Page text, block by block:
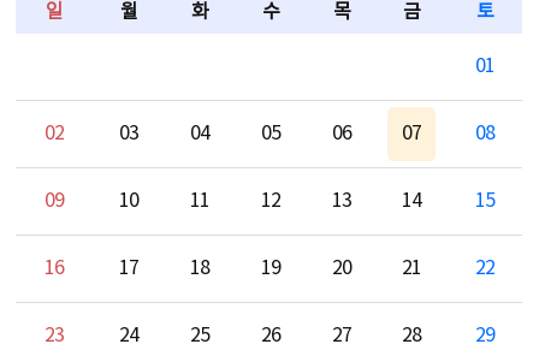
일 월 화 수 목 금 토
01
02 03 04 05 06 07 08
09 10 11 12 13 14 15
16 17 18 19 20 21 22
23 24 25 26 27 28 29